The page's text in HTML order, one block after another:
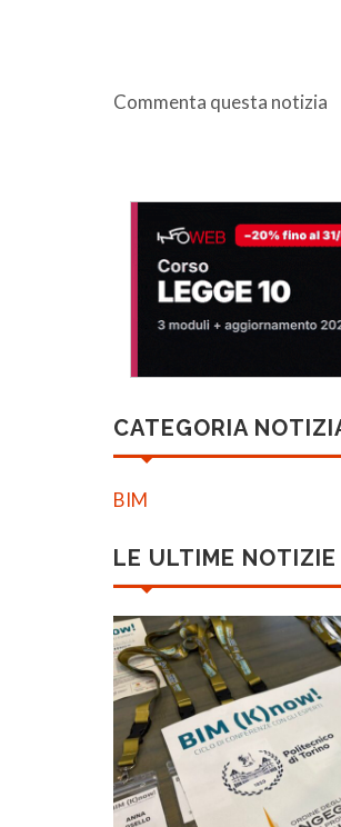
Commenta questa notizia
CATEGORIA
BIM
LE ULTIME NOTIZIE